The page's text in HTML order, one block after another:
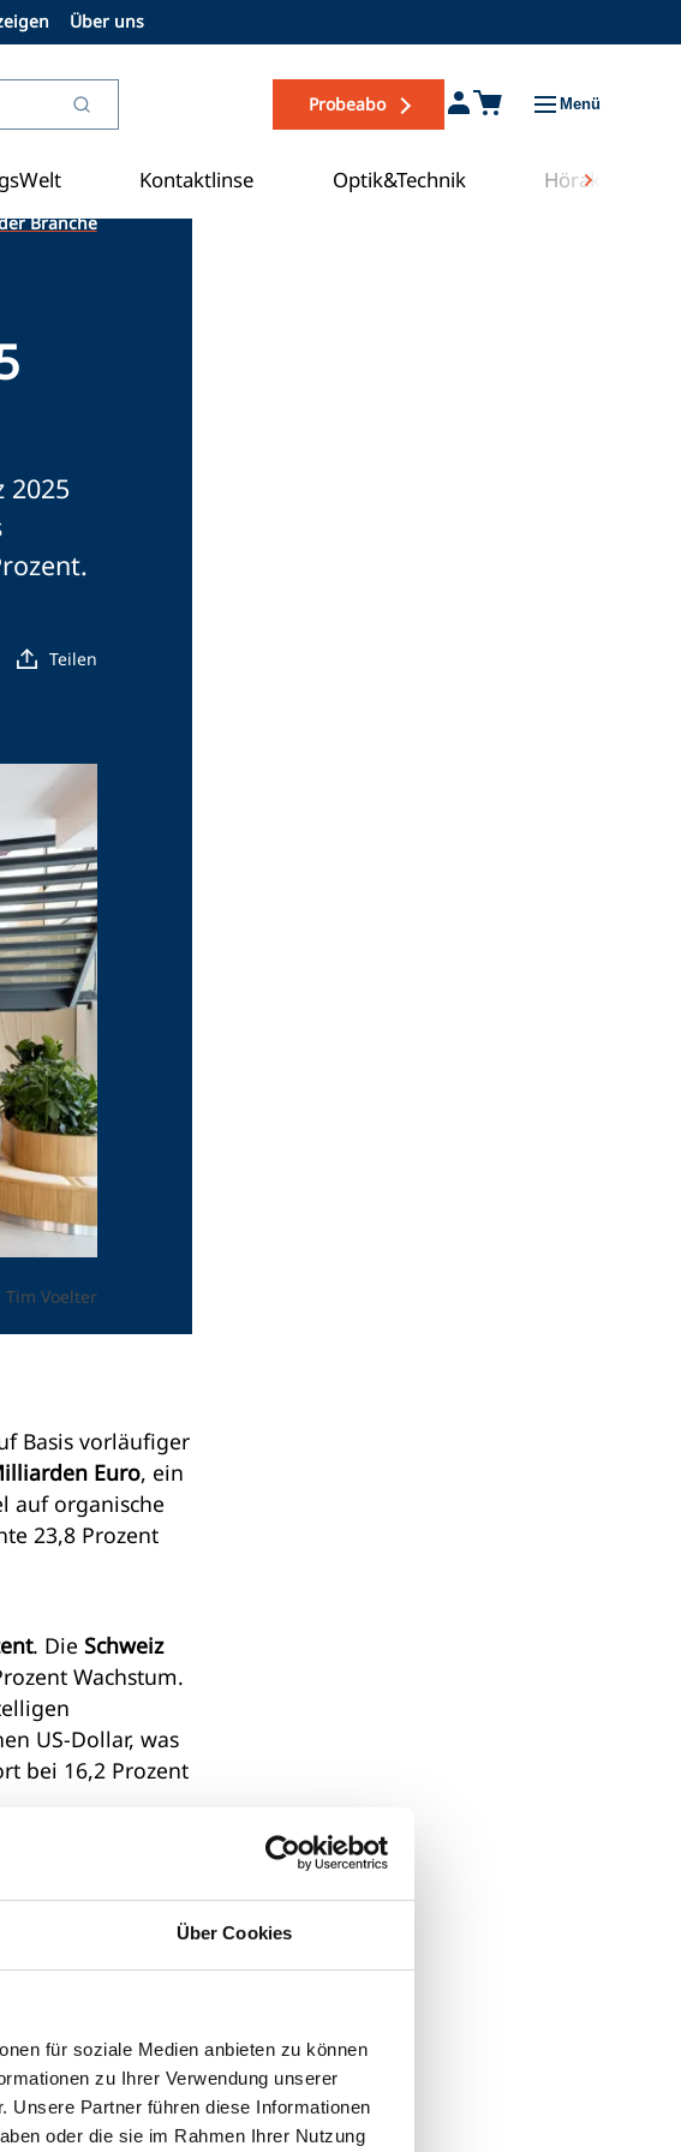
Über Cookies
für soziale Medien anbieten zu können
zu Ihrer Verwendung unserer
Unsere Partner führen diese Informationen
oder die sie im Rahmen Ihrer Nutzung
Über uns
Probeabo Menü
Kontaktlinse Optik&Technik Hörakustik
Branche
2025
Teilen
Voelter
Basis vorläufiger
Euro, ein
auf organische
23,8 Prozent
. DieSchweiz
Wachstum.
US-Dollar, was
bei 16,2 Prozent
Euro. Die
205 Millionen
nach 1,15 Euro